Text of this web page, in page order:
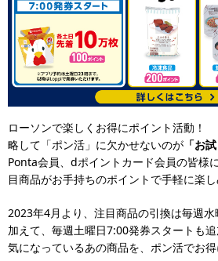
ローソンで楽しくお得にポイント活動！
略して「ポン活」に欠かせないのが 「お
Ponta会員、dポイントカード会員の皆様
目商品がお手持ちのポイントで手軽に楽し
2023年4月より、注目商品の引換は毎週
加えて、毎週土曜日7:00発券スタートも追
気になっているあの商品を、ポン活でお得